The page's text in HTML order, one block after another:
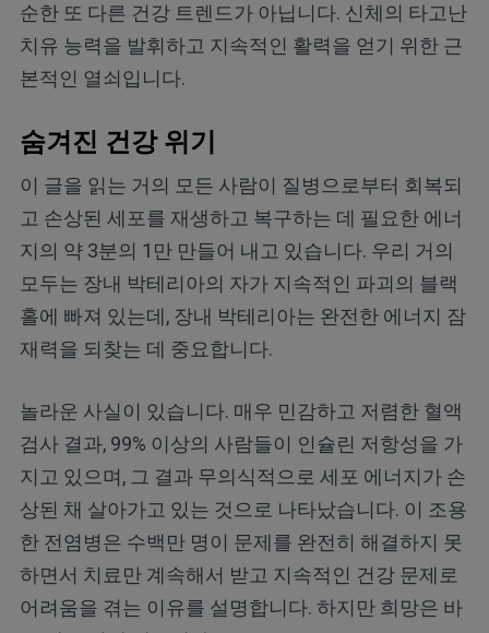
순한 또 다른 건강 트렌드가 아닙니다. 신체의 타고난
치유 능력을 발휘하고 지속적인 활력을 얻기 위한 근
본적인 열쇠입니다.
숨겨진 건강 위기
이 글을 읽는 거의 모든 사람이 질병으로부터 회복되
고 손상된 세포를 재생하고 복구하는 데 필요한 에너
지의 약 3분의 1만 만들어 내고 있습니다. 우리 거의
모두는 장내 박테리아의 자가 지속적인 파괴의 블랙
홀에 빠져 있는데, 장내 박테리아는 완전한 에너지 잠
재력을 되찾는 데 중요합니다.
놀라운 사실이 있습니다. 매우 민감하고 저렴한 혈액
검사 결과, 99% 이상의 사람들이 인슐린 저항성을 가
지고 있으며, 그 결과 무의식적으로 세포 에너지가 손
상된 채 살아가고 있는 것으로 나타났습니다. 이 조용
한 전염병은 수백만 명이 문제를 완전히 해결하지 못
하면서 치료만 계속해서 받고 지속적인 건강 문제로
어려움을 겪는 이유를 설명합니다. 하지만 희망은 바